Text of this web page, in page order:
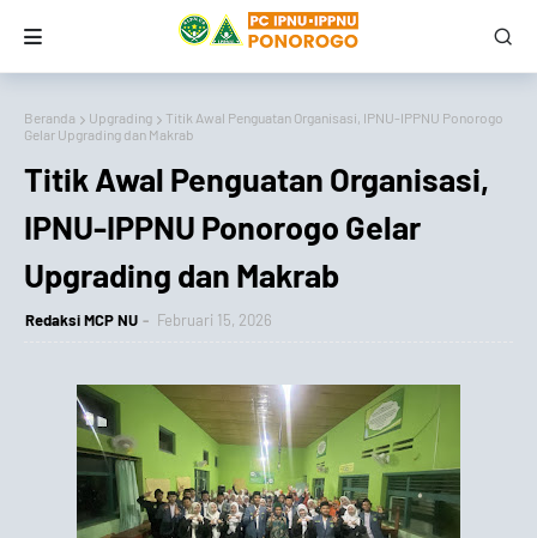
Beranda Upgrading
Titik Awal Penguatan Organisasi, IPNU-IPPNU Ponorogo
Gelar Upgrading dan Makrab
Titik Awal Penguatan Organisasi,
IPNU-IPPNU Ponorogo Gelar
Upgrading dan Makrab
Redaksi MCP NU Februari 15, 2026